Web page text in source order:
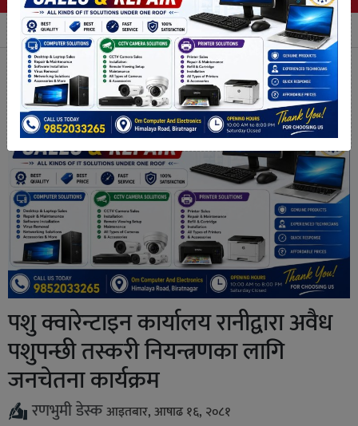
Tags
पशु क्वारेन्टाइन कार्यालय रानीद्वारा अवैध
पशुपन्छी तस्करी नियन्त्रणका लागि
जनचेतना कार्यक्रम
रणभुमी डेस्कआइतबार, आषाढ १६, २०८१